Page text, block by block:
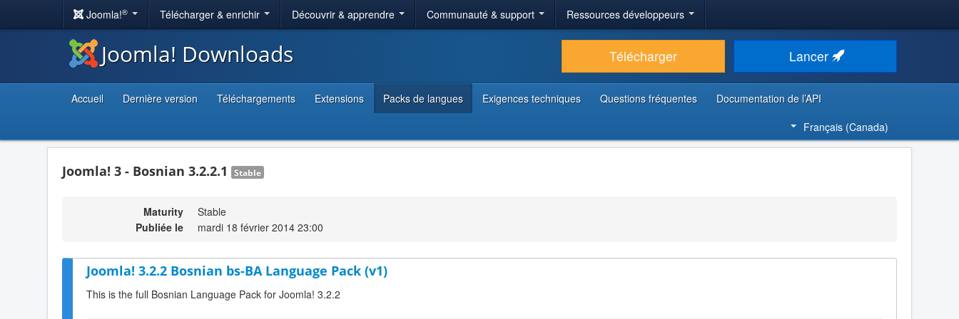
Joomla!® Télécharger & enrichir Découvrir & apprendre Communauté & support Ressources développeurs
Joomla! Downloads Télécharger Lancer
Accueil Dernière version Téléchargements Extensions Packs de langues Exigences techniques Questions fréquentes
Documentation de l’API
Français (Canada)
Joomla! 3 - Bosnian 3.2.2.1 Stable
Maturity
Stable
Publiée le
mardi 18 février 2014 23:00
Joomla! 3.2.2 Bosnian bs-BA Language Pack (v1)
This is the full Bosnian Language Pack for Joomla! 3.2.2